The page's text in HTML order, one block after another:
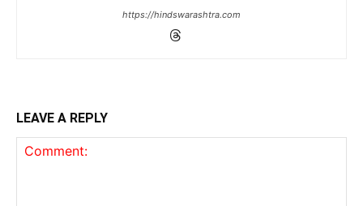
https://hindswarashtra.com
LEAVE A REPLY